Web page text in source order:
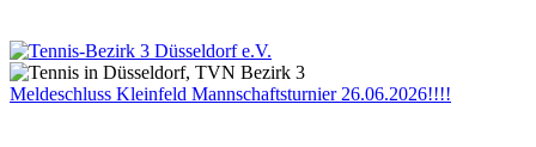
Meldeschluss Kleinfeld Mannschaftsturnier 26.06.2026!!!!